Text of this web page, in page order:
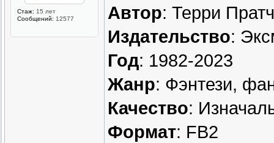
Стаж: 15 лет
Сообщений: 12577
Автор: Терри
Издательство:
Год: 1982-2023
Жанр: Фэнтези,
Качество:
Формат: FB2